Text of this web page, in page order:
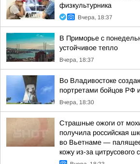
физкультурника
Вчера, 18:37
В Приморье с
устойчивое тепло
Вчера, 18:37
Во Владивостоке
портретами бойцов РФ
Вчера, 18:30
Страшные ожоги от
получила российская
во Вьетнаме —
кожу из-за цитрусового